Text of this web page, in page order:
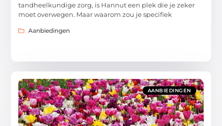
tandheelkundige zorg, is Hannut een plek die je zeker
moet overwegen. Maar waarom zou je specifiek
Aanbiedingen
AANBIEDINGEN